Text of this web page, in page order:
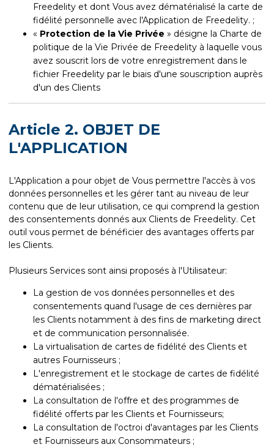
Freedelity et dont Vous avez dématérialisé la carte de
fidélité personnelle avec l'Application de Freedelity. ;
« Protection de la Vie Privée » désigne la Charte de
politique de la Vie Privée de Freedelity à laquelle vous
avez souscrit lors de votre enregistrement dans le
fichier Freedelity par le biais d'une souscription auprès
d'un des Clients
Article 2. OBJET DE
L'APPLICATION
L'Application a pour objet de Vous permettre l'accès à vos
données personnelles et les gérer tant au niveau de leur
contenu que de leur utilisation, ce qui comprend la gestion
des consentements donnés aux Clients de Freedelity. Cet
outil vous permet de bénéficier des avantages offerts par
les Clients.
Plusieurs Services sont ainsi proposés à l'Utilisateur:
La gestion de vos données personnelles et des
consentements quand l'usage de ces dernières par
les Clients notamment à des fins de marketing direct
et de communication personnalisée.
La virtualisation de cartes de fidélité des Clients et
autres Fournisseurs ;
L'enregistrement et le stockage de cartes de fidélité
dématérialisées ;
La consultation de l'offre et des programmes de
fidélité offerts par les Clients et Fournisseurs;
La consultation de l'octroi d'avantages par les Clients
et Fournisseurs aux Consommateurs ;